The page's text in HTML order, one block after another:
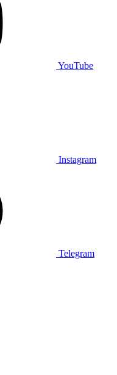
YouTube
Instagram
Telegram